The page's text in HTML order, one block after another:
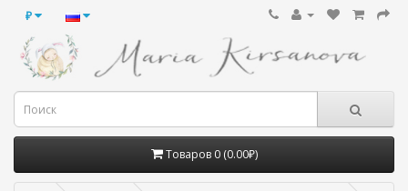
₽
Товаров 0 (0.00₽)